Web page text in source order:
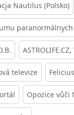
Nautilus (Polsko)
televize
Opozice vůči